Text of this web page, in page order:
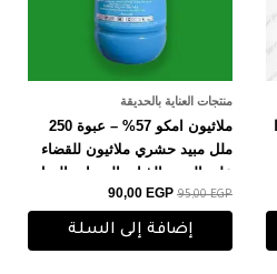
منتجات العناية بالحديقة
ملاثيون امكو 57% – عبوة 250
ملل مبيد حشري ملاثيون للقضاء
على المن والذبابه البيضاء والنمل
والصراصير
95,00EGP
90,00 EGP
إضافة إلى السلة